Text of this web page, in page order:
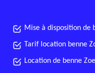
Mise à disposition de
Tarif location benne
Location de benne